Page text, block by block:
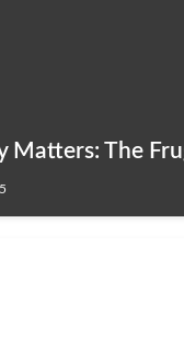
Matters: The